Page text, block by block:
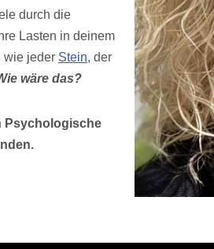
durch die
Lasten in deinem
wie jeder Stein, der
wäre das?
Psychologische